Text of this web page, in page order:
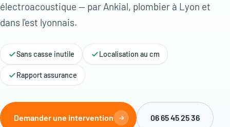
électroacoustique — par Ankial, plombier à Lyon et
dans l'est lyonnais.
Sans casse inutile Localisation au cm
Rapport assurance
Demander une intervention 06 65 45 25 36